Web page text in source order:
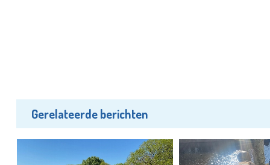
Gerelateerde berichten